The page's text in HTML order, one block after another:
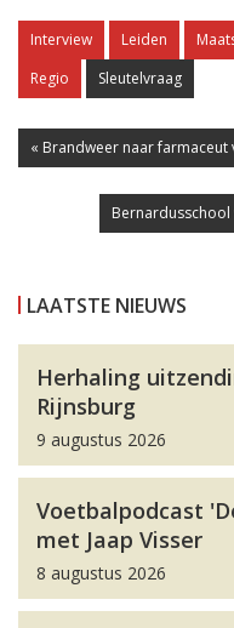
Interview Leiden
Regio
Sleutelvraag
« Brandweer naar
LAATSTE NIEUWS
Herhaling
Rijnsburg
9 augustus 2026
Voetbalpodcast
met Jaap Visser
8 augustus 2026